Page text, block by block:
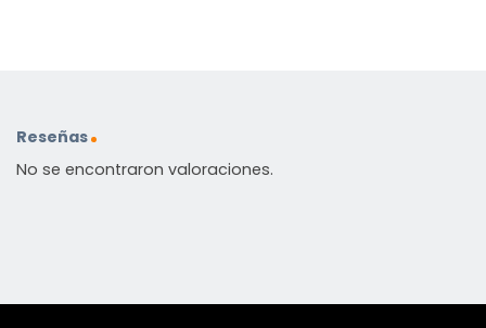
Reseñas
No se encontraron valoraciones.